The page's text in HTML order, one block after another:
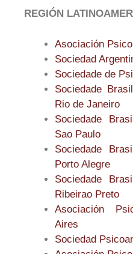
REGIÓN
Asociación
Sociedad
Sociedade de
Sociedade
Rio de Janeiro
Sociedade
Sao Paulo
Sociedade
Porto Alegre
Sociedade
Ribeirao Preto
Asociación
Aires
Sociedad